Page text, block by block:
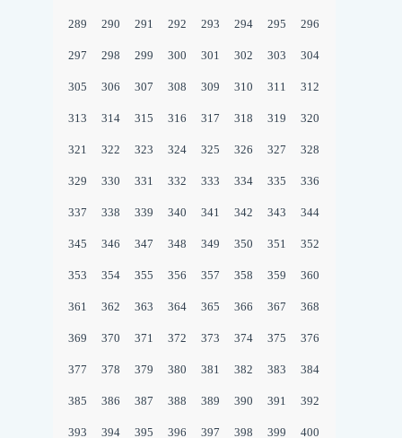
289 290 291 292 293 294 295 296
297 298 299 300 301 302 303 304
305 306 307 308 309 310 311 312
313 314 315 316 317 318 319 320
321 322 323 324 325 326 327 328
329 330 331 332 333 334 335 336
337 338 339 340 341 342 343 344
345 346 347 348 349 350 351 352
353 354 355 356 357 358 359 360
361 362 363 364 365 366 367 368
369 370 371 372 373 374 375 376
377 378 379 380 381 382 383 384
385 386 387 388 389 390 391 392
393 394 395 396 397 398 399 400